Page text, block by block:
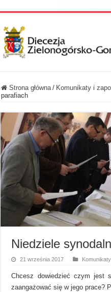
Strona główna / Komunikaty i
parafiach
Niedziele
21 września 2017
Chcesz dowiedzieć czym jest
zaangażować się w jego prace?